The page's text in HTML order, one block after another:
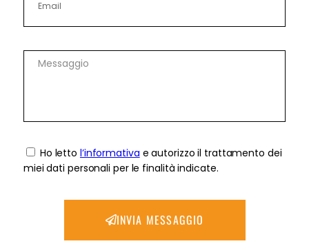
Ho letto l’informativa e autorizzo il trattamento dei
miei dati personali per le finalità indicate.
INVIA MESSAGGIO